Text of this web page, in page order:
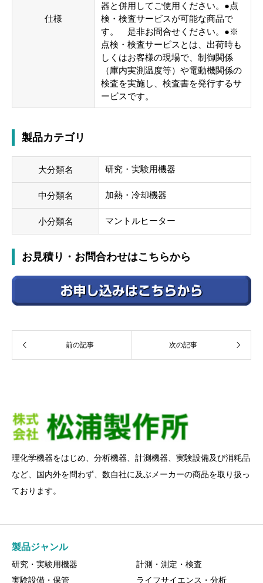
仕様
器と併用してご使用ください。●点
検・検査サービスが可能な商品で
す。 是非お問合せください。●※
点検・検査サービスとは、出荷時も
しくはお客様の現場で、制御関係
（庫内実測温度等）や電動機関係の
検査を実施し、検査書を発行するサ
ービスです。
製品カテゴリ
大分類名 研究・実験用機器
中分類名 加熱・冷却機器
小分類名 マントルヒーター
お見積り・お問合わせはこちらから
前の記事 次の記事
理化学機器をはじめ、分析機器、計測機器、実験設備及び消粍品
など、国内外を問わず、数自社に及ぶメーカーの商品を取り扱っ
ております。
製品ジャンル
研究・実験用機器
計測・測定・検査
実験設備・保管
ライフサイエンス・分析